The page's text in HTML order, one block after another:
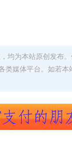
均为本站原创发布
类媒体平台。如若